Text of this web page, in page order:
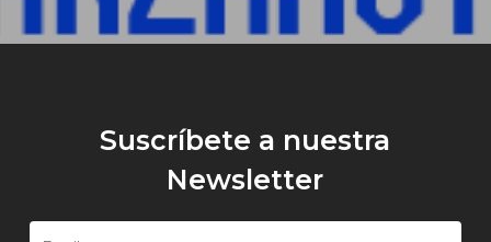
Suscríbete a nuestra
Newsletter